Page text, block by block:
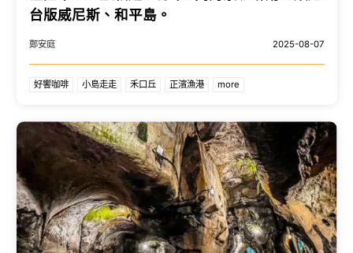
台版威尼斯、和平島。
鄭安庭 2025-08-07
好饗咖啡 小島走走 禾口丘 正濱漁港 more